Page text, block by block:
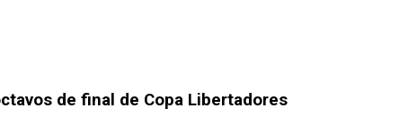
de final de Copa Libertadores